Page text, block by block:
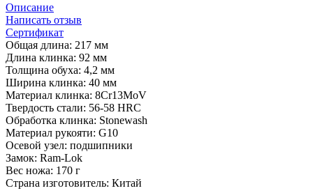
Описание
Написать отзыв
Сертификат
Общая длина: 217 мм
Длина клинка: 92 мм
Толщина обуха: 4,2 мм
Ширина клинка: 40 мм
Материал клинка: 8Cr13MoV
Твердость стали: 56-58 HRC
Обработка клинка: Stonewash
Материал рукояти: G10
Осевой узел: подшипники
Замок: Ram-Lok
Вес ножа: 170 г
Страна изготовитель: Китай